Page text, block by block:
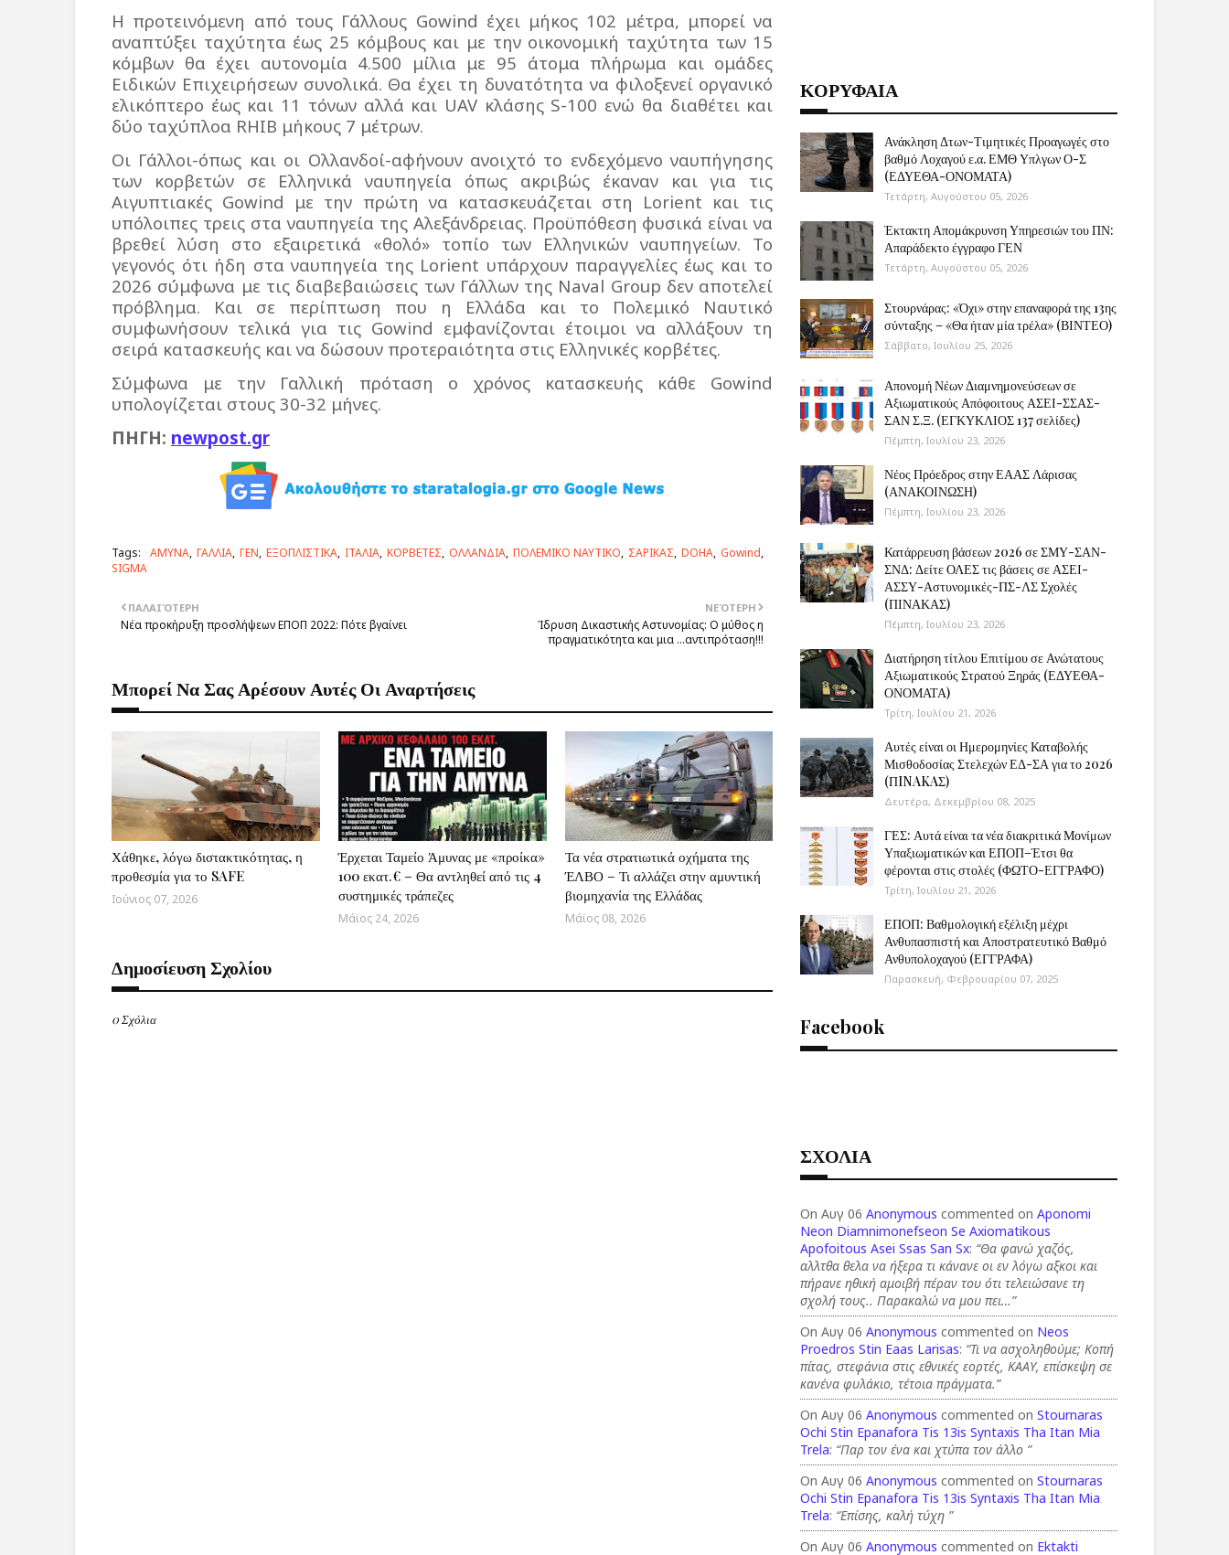
Η προτεινόμενη από τους Γάλλους Gowind έχει μήκος 102 μέτρα, μπορεί να
αναπτύξει ταχύτητα έως 25 κόμβους και με την οικονομική ταχύτητα των 15
κόμβων θα έχει αυτονομία 4.500 μίλια με 95 άτομα πλήρωμα και ομάδες
Ειδικών Επιχειρήσεων συνολικά. Θα έχει τη δυνατότητα να φιλοξενεί οργανικό
ελικόπτερο έως και 11 τόνων αλλά και UAV κλάσης S-100 ενώ θα διαθέτει και
δύο ταχύπλοα RHIB μήκους 7 μέτρων.
Οι Γάλλοι-όπως και οι Ολλανδοί-αφήνουν ανοιχτό το ενδεχόμενο ναυπήγησης
των κορβετών σε Ελληνικά ναυπηγεία όπως ακριβώς έκαναν και για τις
Αιγυπτιακές Gowind με την πρώτη να κατασκευάζεται στη Lorient και τις
υπόλοιπες τρεις στα ναυπηγεία της Αλεξάνδρειας. Προϋπόθεση φυσικά είναι να
βρεθεί λύση στο εξαιρετικά «θολό» τοπίο των Ελληνικών ναυπηγείων. Το
γεγονός ότι ήδη στα ναυπηγεία της Lorient υπάρχουν παραγγελίες έως και το
2026 σύμφωνα με τις διαβεβαιώσεις των Γάλλων της Naval Group δεν αποτελεί
πρόβλημα. Και σε περίπτωση που η Ελλάδα και το Πολεμικό Ναυτικό
συμφωνήσουν τελικά για τις Gowind εμφανίζονται έτοιμοι να αλλάξουν τη
σειρά κατασκευής και να δώσουν προτεραιότητα στις Ελληνικές κορβέτες.
Σύμφωνα με την Γαλλική πρόταση ο χρόνος κατασκευής κάθε Gowind
υπολογίζεται στους 30-32 μήνες.
ΠΗΓΗ: newpost.gr
Tags: ΑΜΥΝΑ ΓΑΛΛΙΑ ΓΕΝ ΕΞΟΠΛΙΣΤΙΚΑ ΙΤΑΛΙΑ ΚΟΡΒΕΤΕΣ ΟΛΛΑΝΔΙΑ ΠΟΛΕΜΙΚΟ ΝΑΥΤΙΚΟ ΣΑΡΙΚΑΣ DOHA Gowind
SIGMA
ΝΕΌΤΕΡΗ
Ίδρυση Δικαστικής Αστυνομίας: Ο μύθος η
πραγματικότητα και μια …αντιπρόταση!!!
ΠΑΛΑΙΌΤΕΡΗ
Νέα προκήρυξη προσλήψεων ΕΠΟΠ 2022: Πότε βγαίνει
Μπορεί Να Σας Αρέσουν Αυτές Οι Αναρτήσεις
Χάθηκε, λόγω διστακτικότητας, η
προθεσμία για το SAFE
Ιούνιος 07, 2026
Έρχεται Ταμείο Άμυνας με «προίκα»
100 εκατ.€ – Θα αντληθεί από τις 4
συστημικές τράπεζες
Μάϊος 24, 2026
Τα νέα στρατιωτικά οχήματα της
ΈΛΒΟ – Τι αλλάζει στην αμυντική
βιομηχανία της Ελλάδας
Μάϊος 08, 2026
Δημοσίευση Σχολίου
0 Σχόλια
ΚΟΡΥΦΑΙΑ
Ανάκληση Δτων-Τιμητικές Προαγωγές στο
βαθμό Λοχαγού ε.α. ΕΜΘ Υπλγων Ο-Σ
(ΕΔΥΕΘΑ-ΟΝΟΜΑΤΑ)
Τετάρτη, Αυγούστου 05, 2026
Έκτακτη Απομάκρυνση Υπηρεσιών του ΠΝ:
Απαράδεκτο έγγραφο ΓΕΝ
Τετάρτη, Αυγούστου 05, 2026
Στουρνάρας: «Όχι» στην επαναφορά της 13ης
σύνταξης – «Θα ήταν μία τρέλα» (ΒΙΝΤΕΟ)
Σάββατο, Ιουλίου 25, 2026
Απονομή Νέων Διαμνημονεύσεων σε
Αξιωματικούς Απόφοιτους ΑΣΕΙ-ΣΣΑΣ-
ΣΑΝ Σ.Ξ. (ΕΓΚΥΚΛΙΟΣ 137 σελίδες)
Πέμπτη, Ιουλίου 23, 2026
Νέος Πρόεδρος στην ΕΑΑΣ Λάρισας
(ΑΝΑΚΟΙΝΩΣΗ)
Πέμπτη, Ιουλίου 23, 2026
Κατάρρευση βάσεων 2026 σε ΣΜΥ-ΣΑΝ-
ΣΝΔ: Δείτε ΟΛΕΣ τις βάσεις σε ΑΣΕΙ-
ΑΣΣΥ-Αστυνομικές-ΠΣ-ΛΣ Σχολές
(ΠΙΝΑΚΑΣ)
Πέμπτη, Ιουλίου 23, 2026
Διατήρηση τίτλου Επιτίμου σε Ανώτατους
Αξιωματικούς Στρατού Ξηράς (ΕΔΥΕΘΑ-
ΟΝΟΜΑΤΑ)
Τρίτη, Ιουλίου 21, 2026
Αυτές είναι οι Ημερομηνίες Καταβολής
Μισθοδοσίας Στελεχών ΕΔ-ΣΑ για το 2026
(ΠINAKAΣ)
Δευτέρα, Δεκεμβρίου 08, 2025
ΓΕΣ: Αυτά είναι τα νέα διακριτικά Μονίμων
Υπαξιωματικών και ΕΠΟΠ–Έτσι θα
φέρονται στις στολές (ΦΩΤΟ-ΕΓΓΡΑΦΟ)
Τρίτη, Ιουλίου 21, 2026
ΕΠΟΠ: Βαθμολογική εξέλιξη μέχρι
Ανθυπασπιστή και Αποστρατευτικό Βαθμό
Ανθυπολοχαγού (ΕΓΓΡΑΦΑ)
Παρασκευή, Φεβρουαρίου 07, 2025
Facebook
ΣΧΟΛΙΑ
On Αυγ 06Anonymous commented onAponomi
Neon Diamnimonefseon Se Axiomatikous
Apofoitous Asei Ssas San Sx: “Θα φανώ χαζός,
αλλτθα θελα να ήξερα τι κάνανε οι εν λόγω αξκοι και
πήρανε ηθική αμοιβή πέραν του ότι τελειώσανε τη
σχολή τους.. Παρακαλώ να μου πει…”
On Αυγ 06Anonymous commented on Neos
Proedros Stin Eaas Larisas: “Τι να ασχοληθούμε; Κοπή
πίτας, στεφάνια στις εθνικές εορτές, ΚΑΑΥ, επίσκεψη σε
κανένα φυλάκιο, τέτοια πράγματα.”
On Αυγ 06Anonymous commented onStournaras
Ochi Stin Epanafora Tis 13is Syntaxis Tha Itan Mia
Trela: “Παρ τον ένα και χτύπα τον άλλο ”
On Αυγ 06Anonymous commented onStournaras
Ochi Stin Epanafora Tis 13is Syntaxis Tha Itan Mia
Trela: “Επίσης, καλή τύχη ”
On Αυγ 06Anonymous commented on Ektakti